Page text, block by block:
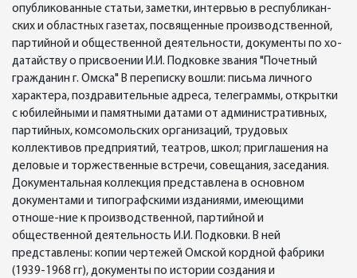
опубликованные статьи, заметки, интервью в республикан-
ских и областных газетах, посвященные производственной,
партийной и общественной деятельности, документы по хо-
датайству о присвоении И.И. Подковке звания "Почетный
гражданин г. Омска" В переписку вошли: письма личного
характера, поздравительные адреса, телеграммы, открытки
с юбилейными и памятными датами от административных,
партийных, комсомольских организаций, трудовых
коллективов предприятий, театров, школ; приглашения на
деловые и торжественные встречи, совещания, заседания.
Документальная коллекция представлена в основном
документами и типографскими изданиями, имеющими
отноше-ние к производственной, партийной и
общественной деятельность И.И. Подковки. В ней
представлены: копии чертежей Омской кордной фабрики
(1939-1968 гг), документы по истории создания и